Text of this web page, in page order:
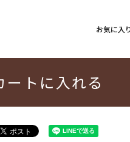
お気に入
ートに入れる